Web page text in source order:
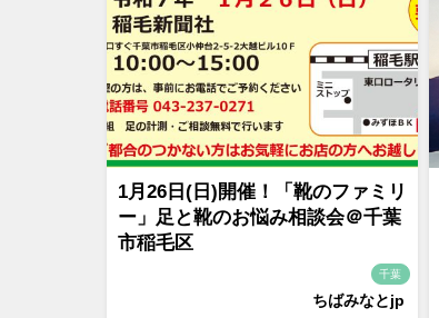
1月26日(日)開催！「靴のファミリ
ー」足と靴のお悩み相談会＠千葉
市稲毛区
千葉
ちばみなとjp